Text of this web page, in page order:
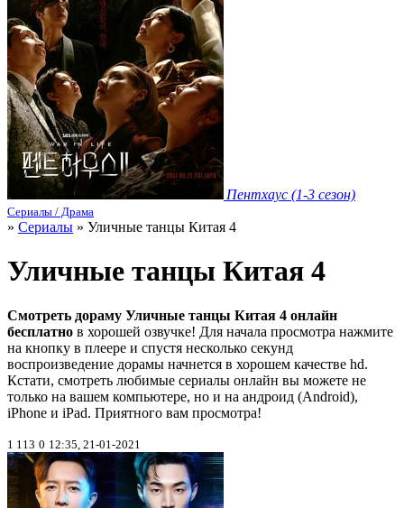
Пентхаус (1-3 сезон)
Сериалы / Драма
» Сериалы » Уличные танцы Китая 4
Уличные танцы Китая 4
Смотреть дораму Уличные танцы Китая 4 онлайн
бесплатно в хорошей озвучке! Для начала просмотра нажмите
на кнопку в плеере и спустя несколько секунд
воспроизведение дорамы начнется в хорошем качестве hd.
Кстати, смотреть любимые сериалы онлайн вы можете не
только на вашем компьютере, но и на андроид (Android),
iPhone и iPad. Приятного вам просмотра!
1 113 0 12:35, 21-01-2021